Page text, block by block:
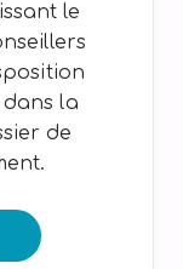
le
la
de